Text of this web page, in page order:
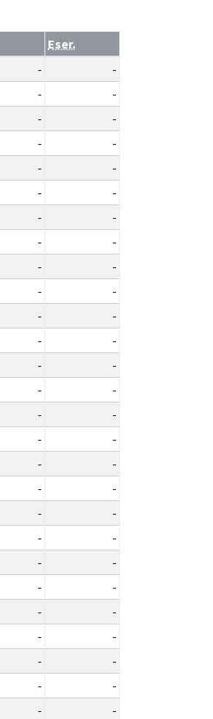
Eser.
-
-
-
-
-
-
-
-
-
-
-
-
-
-
-
-
-
-
-
-
-
-
-
-
-
-
-
-
-
-
-
-
-
-
-
-
-
-
-
-
-
-
-
-
-
-
-
-
-
-
-
-
-
-